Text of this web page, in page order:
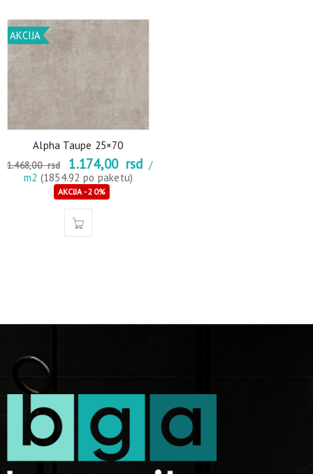
AKCIJA
Alpha Taupe 25×70
1.468,00rsd 1.174,00 rsd /
m2 (1854.92 po paketu)
AKCIJA - 20%